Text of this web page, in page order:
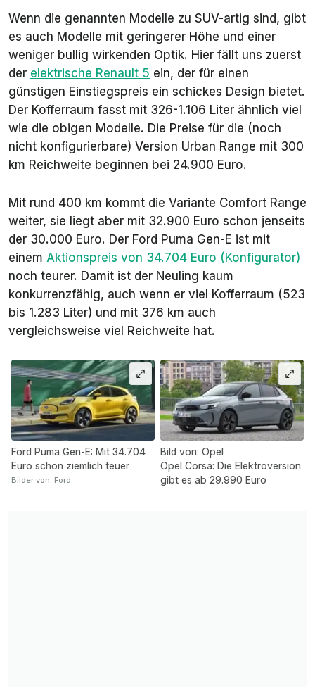
Wenn die genannten Modelle zu SUV-artig sind, gibt
es auch Modelle mit geringerer Höhe und einer
weniger bullig wirkenden Optik. Hier fällt uns zuerst
der elektrische Renault 5 ein, der für einen
günstigen Einstiegspreis ein schickes Design bietet.
Der Kofferraum fasst mit 326-1.106 Liter ähnlich viel
wie die obigen Modelle. Die Preise für die (noch
nicht konfigurierbare) Version Urban Range mit 300
km Reichweite beginnen bei 24.900 Euro.
Mit rund 400 km kommt die Variante Comfort Range
weiter, sie liegt aber mit 32.900 Euro schon jenseits
der 30.000 Euro. Der Ford Puma Gen-E ist mit
einem Aktionspreis von 34.704 Euro (Konfigurator)
noch teurer. Damit ist der Neuling kaum
konkurrenzfähig, auch wenn er viel Kofferraum (523
bis 1.283 Liter) und mit 376 km auch
vergleichsweise viel Reichweite hat.
Ford Puma Gen-E: Mit 34.704
Euro schon ziemlich teuer
Bilder von: Ford
Bild von: Opel
Opel Corsa: Die Elektroversion
gibt es ab 29.990 Euro